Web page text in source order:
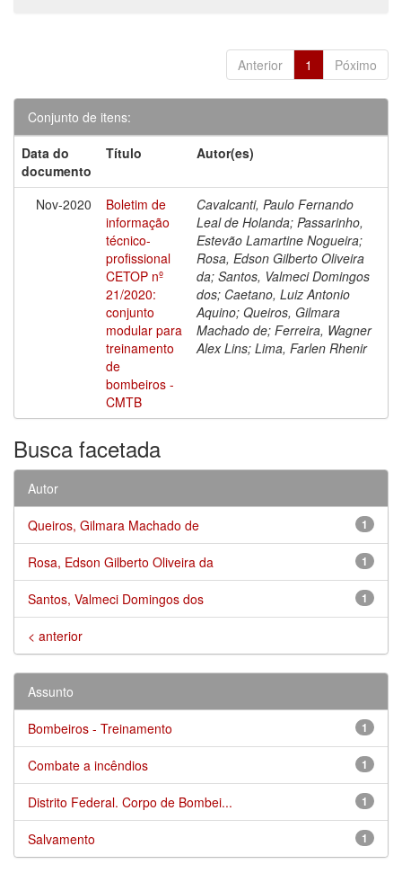
Anterior 1 Póximo
Conjunto de itens:
Data do
documento
Título Autor(es)
Nov-2020
Boletim de
informação
técnico-
profissional
CETOP nº
21/2020:
conjunto
modular para
treinamento
de
bombeiros -
CMTB
Cavalcanti, Paulo Fernando
Leal de Holanda; Passarinho,
Estevão Lamartine Nogueira;
Rosa, Edson Gilberto Oliveira
da; Santos, Valmeci Domingos
dos; Caetano, Luiz Antonio
Aquino; Queiros, Gilmara
Machado de; Ferreira, Wagner
Alex Lins; Lima, Farlen Rhenir
Busca facetada
Autor
1
Queiros, Gilmara Machado de
1
Rosa, Edson Gilberto Oliveira da
1
Santos, Valmeci Domingos dos
< anterior
Assunto
1
Bombeiros - Treinamento
1
Combate a incêndios
1
Distrito Federal. Corpo de Bombei...
1
Salvamento